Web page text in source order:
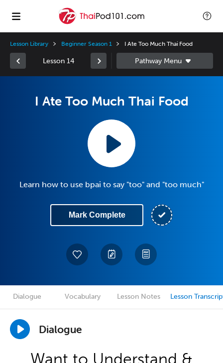
Lesson Library Beginner Season 1 I Ate Too Much Thai Food
Lesson 14
I Ate Too Much Thai Food
Learn how to use bpai to say "too" and "too much"
Mark Complete
Dialogue Vocabulary Lesson Notes Lesson
Dialogue
Want to Understand &